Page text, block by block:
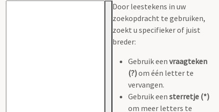
Door leestekens in uw
zoekopdracht te gebruiken,
zoekt u specifieker of juist
breder:
Gebruik een vraagteken
(?)om één letter te
vervangen.
Gebruik een sterretje (*)
om meer letters te